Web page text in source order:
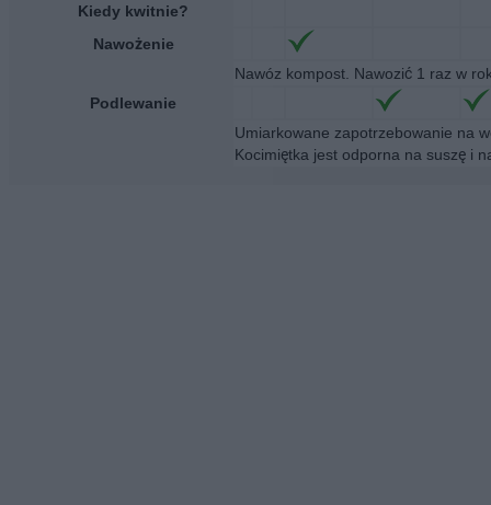
Kiedy kwitnie?
Nawożenie
Nawóz kompost. Nawozić 1 raz w
Podlewanie
Umiarkowane zapotrzebowanie na
Kocimiętka jest odporna na suszę i